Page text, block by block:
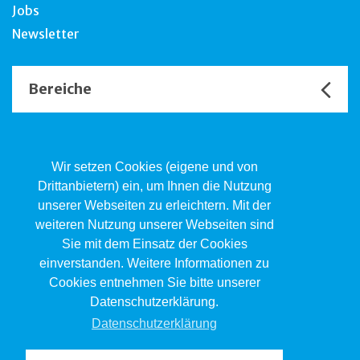
Wir setzen Cookies (eigene und von
Drittanbietern) ein, um Ihnen die Nutzung
unserer Webseiten zu erleichtern. Mit der
weiteren Nutzung unserer Webseiten sind
Sie mit dem Einsatz der Cookies
einverstanden. Weitere Informationen zu
Cookies entnehmen Sie bitte unserer
Datenschutzerklärung.
Datenschutzerklärung
Jobs
Newsletter
Bereiche
Kind.Jugend.Familie KJF
Poststrasse 2, Postfach, 4410 Liestal
061 551 17 77
kjf@jsw.swiss